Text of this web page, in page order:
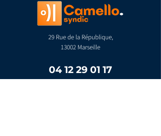
29 Rue de la République,
13002 Marseille
04 12 29 01 17